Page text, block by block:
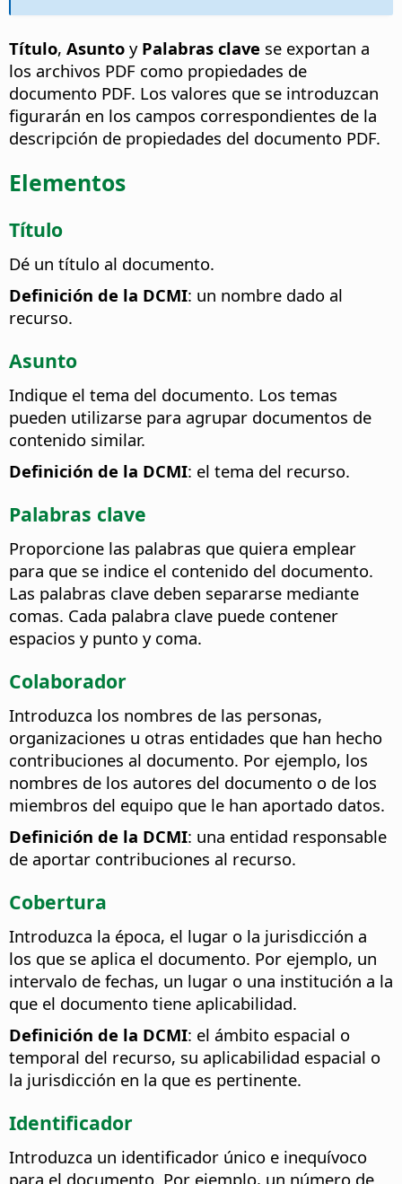
Título, Asunto y Palabras clave se exportan a
los archivos PDF como propiedades de
documento PDF. Los valores que se introduzcan
figurarán en los campos correspondientes de la
descripción de propiedades del documento PDF.
Elementos
Título
Dé un título al documento.
Definición de la DCMI: un nombre dado al
recurso.
Asunto
Indique el tema del documento. Los temas
pueden utilizarse para agrupar documentos de
contenido similar.
Definición de la DCMI: el tema del recurso.
Palabras clave
Proporcione las palabras que quiera emplear
para que se indice el contenido del documento.
Las palabras clave deben separarse mediante
comas. Cada palabra clave puede contener
espacios y punto y coma.
Colaborador
Introduzca los nombres de las personas,
organizaciones u otras entidades que han hecho
contribuciones al documento. Por ejemplo, los
nombres de los autores del documento o de los
miembros del equipo que le han aportado datos.
Definición de la DCMI: una entidad responsable
de aportar contribuciones al recurso.
Cobertura
Introduzca la época, el lugar o la jurisdicción a
los que se aplica el documento. Por ejemplo, un
intervalo de fechas, un lugar o una institución a la
que el documento tiene aplicabilidad.
Definición de la DCMI: el ámbito espacial o
temporal del recurso, su aplicabilidad espacial o
la jurisdicción en la que es pertinente.
Identificador
Introduzca un identificador único e inequívoco
para el documento. Por ejemplo, un número de